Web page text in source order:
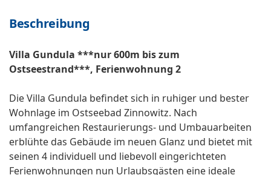
Beschreibung
Villa Gundula ***nur 600m bis zum
Ostseestrand***, Ferienwohnung 2
Die Villa Gundula befindet sich in ruhiger und bester
Wohnlage im Ostseebad Zinnowitz. Nach
umfangreichen Restaurierungs- und Umbauarbeiten
erblühte das Gebäude im neuen Glanz und bietet mit
seinen 4 individuell und liebevoll eingerichteten
Ferienwohnungen nun Urlaubsgästen eine ideale